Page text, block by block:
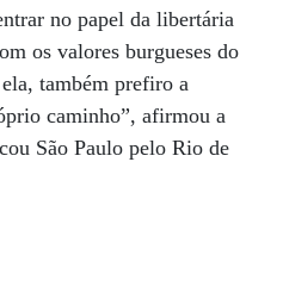
no papel da libertária
os valores burgueses do
também prefiro a
caminho”, afirmou a
São Paulo pelo Rio de